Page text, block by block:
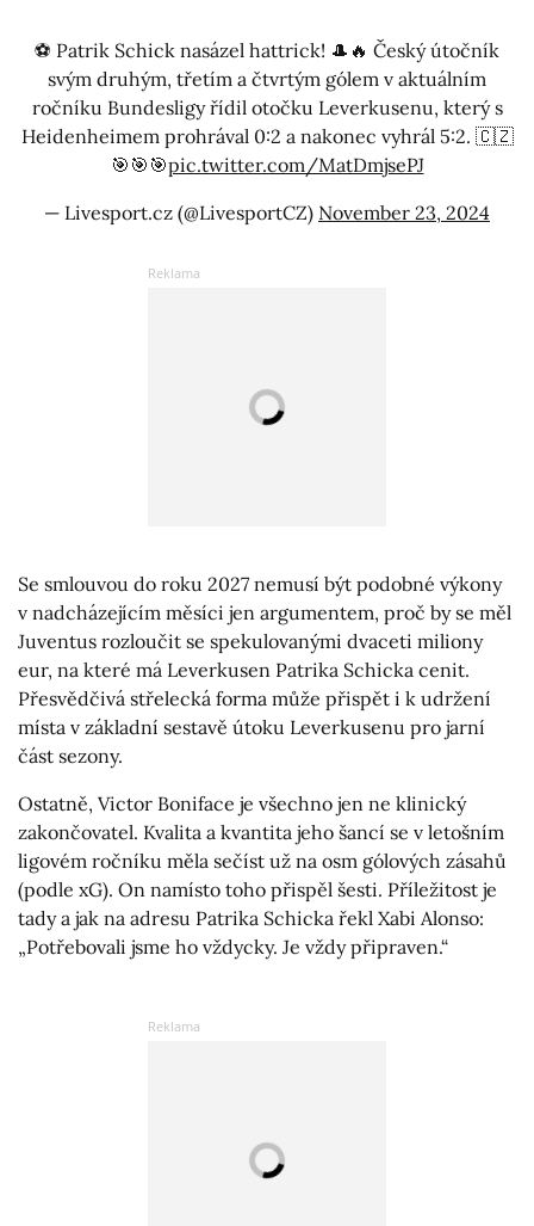
⚽️ Patrik Schick nasázel hattrick! 🎩🔥 Český útočník
svým druhým, třetím a čtvrtým gólem v aktuálním
ročníku Bundesligy řídil otočku Leverkusenu, který s
Heidenheimem prohrával 0:2 a nakonec vyhrál 5:2. 🇨🇿
🎯🎯🎯pic.twitter.com/MatDmjsePJ
— Livesport.cz (@LivesportCZ) November 23, 2024
Se smlouvou do roku 2027 nemusí být podobné výkony
v nadcházejícím měsíci jen argumentem, proč by se měl
Juventus rozloučit se spekulovanými dvaceti miliony
eur, na které má Leverkusen Patrika Schicka cenit.
Přesvědčivá střelecká forma může přispět i k udržení
místa v základní sestavě útoku Leverkusenu pro jarní
část sezony.
Ostatně, Victor Boniface je všechno jen ne klinický
zakončovatel. Kvalita a kvantita jeho šancí se v letošním
ligovém ročníku měla sečíst už na osm gólových zásahů
(podle xG). On namísto toho přispěl šesti. Příležitost je
tady a jak na adresu Patrika Schicka řekl Xabi Alonso:
„Potřebovali jsme ho vždycky. Je vždy připraven.“